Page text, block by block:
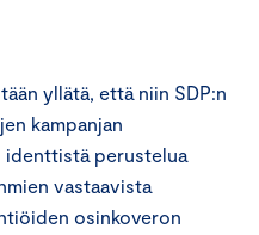
yllätä, että niin SDP:n
kampanjan
identtistä perustelua
vastaavista
osinkoveron